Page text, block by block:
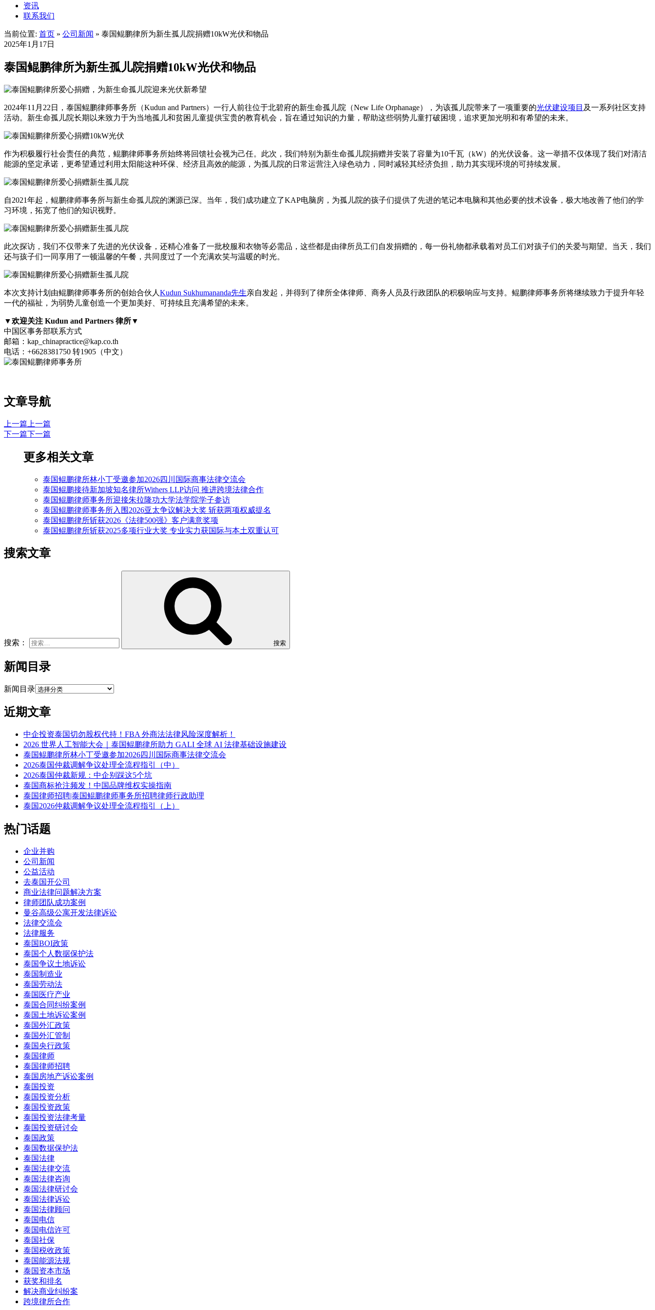
资讯
联系我们
当前位置: 首页 » 公司新闻 » 泰国鲲鹏律所为新生孤儿院捐赠10kW光伏和物品
2025年1月17日
泰国鲲鹏律所为新生孤儿院捐赠10kW光伏和物品
2024年11月22日，泰国鲲鹏律师事务所（Kudun and Partners）一行人前往位于北碧府的新生命孤儿院（New Life Orphanage），为该孤儿院带来了一项重要的光伏建设项目 及一系列社区支持
活动。新生命孤儿院长期以来致力于为当地孤儿和贫困儿童提供宝贵的教育机会，旨在通过知识的力量，帮助这些弱势儿童打破困境，追求更加光明和有希望的未来。
作为积极履行社会责任的典范，鲲鹏律师事务所始终将回馈社会视为己任。此次，我们特别为新生命孤儿院捐赠并安装了容量为10千瓦（kW）的光伏设备。这一举措不仅体现了我们对清洁
能源的坚定承诺，更希望通过利用太阳能这种环保、经济且高效的能源，为孤儿院的日常运营注入绿色动力，同时减轻其经济负担，助力其实现环境的可持续发展。
自2021年起，鲲鹏律师事务所与新生命孤儿院的渊源已深。当年，我们成功建立了KAP电脑房，为孤儿院的孩子们提供了先进的笔记本电脑和其他必要的技术设备，极大地改善了他们的学
习环境，拓宽了他们的知识视野。
此次探访，我们不仅带来了先进的光伏设备，还精心准备了一批校服和衣物等必需品，这些都是由律所员工们自发捐赠的，每一份礼物都承载着对员工们对孩子们的关爱与期望。当天，我们
还与孩子们一同享用了一顿温馨的午餐，共同度过了一个充满欢笑与温暖的时光。
本次支持计划由鲲鹏律师事务所的创始合伙人 Kudun Sukhumananda先生亲自发起，并得到了律所全体律师、商务人员及行政团队的积极响应与支持。鲲鹏律师事务所将继续致力于提升年轻
一代的福祉，为弱势儿童创造一个更加美好、可持续且充满希望的未来。
▼欢迎关注 Kudun and Partners 律所▼
中国区事务部联系方式
邮箱：kap_chinapractice@kap.co.th
电话：+6628381750 转1905（中文）
文章导航
上一篇 上一篇
下一篇下一篇
更多相关文章
泰国鲲鹏律所林小丁受邀参加2026四川国际商事法律交流会
泰国鲲鹏接待新加坡知名律所Withers LLP访问 推进跨境法律合作
泰国鲲鹏律师事务所迎接朱拉隆功大学法学院学子参访
泰国鲲鹏律师事务所入围2026亚太争议解决大奖 斩获两项权威提名
泰国鲲鹏律所斩获2026《法律500强》客户满意奖项
泰国鲲鹏律所斩获2025多项行业大奖 专业实力获国际与本土双重认可
搜索文章
搜索： 搜索
新闻目录
新闻目录
近期文章
中企投资泰国切勿股权代持！FBA 外商法法律风险深度解析！
2026 世界人工智能大会｜泰国鲲鹏律所助力 GALI 全球 AI 法律基础设施建设
泰国鲲鹏律所林小丁受邀参加2026四川国际商事法律交流会
2026泰国仲裁调解争议处理全流程指引（中）
2026泰国仲裁新规：中企别踩这5个坑
泰国商标抢注频发！中国品牌维权实操指南
泰国律师招聘|泰国鲲鹏律师事务所招聘律师行政助理
泰国2026仲裁调解争议处理全流程指引（上）
热门话题
企业并购
公司新闻
公益活动
去泰国开公司
商业法律问题解决方案
律师团队成功案例
曼谷高级公寓开发法律诉讼
法律交流会
法律服务
泰国BOI政策
泰国个人数据保护法
泰国争议土地诉讼
泰国制造业
泰国劳动法
泰国医疗产业
泰国合同纠纷案例
泰国土地诉讼案例
泰国外汇政策
泰国外汇管制
泰国央行政策
泰国律师
泰国律师招聘
泰国房地产诉讼案例
泰国投资
泰国投资分析
泰国投资政策
泰国投资法律考量
泰国投资研讨会
泰国政策
泰国数据保护法
泰国法律
泰国法律交流
泰国法律咨询
泰国法律研讨会
泰国法律诉讼
泰国法律顾问
泰国电信
泰国电信许可
泰国社保
泰国税收政策
泰国能源法规
泰国资本市场
获奖和排名
解决商业纠纷案
跨境律所合作